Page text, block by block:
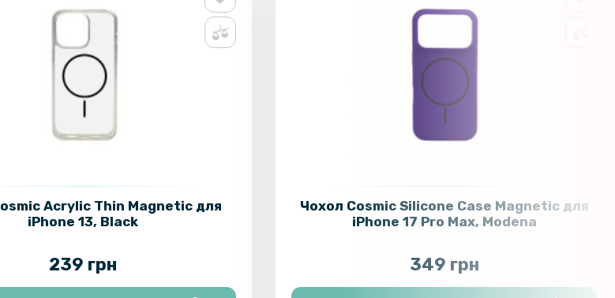
Acrylic Thin Magnetic для
iPhone 13, Black
239 грн
Чохол Cosmic Silicone Case Magnetic для
iPhone 17 Pro Max, Modena
349 грн